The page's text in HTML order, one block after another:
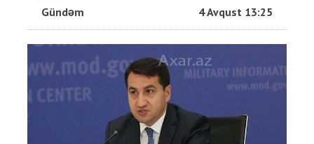
Gündəm 4 Avqust 13:25